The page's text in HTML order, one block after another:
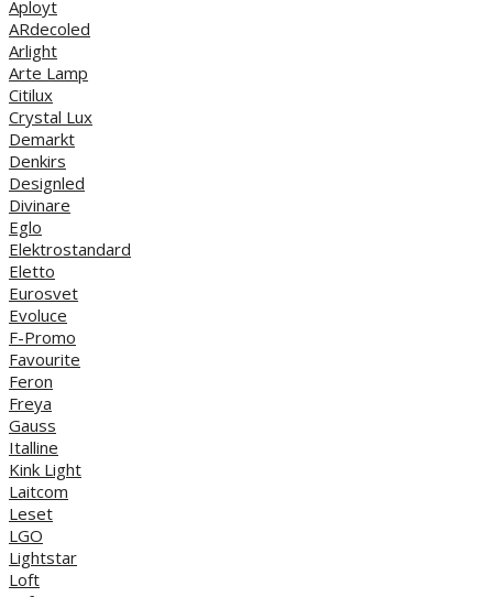
Aployt
ARdecoled
Arlight
Arte Lamp
Citilux
Crystal Lux
Demarkt
Denkirs
Designled
Divinare
Eglo
Elektrostandard
Eletto
Eurosvet
Evoluce
F-Promo
Favourite
Feron
Freya
Gauss
Italline
Kink Light
Laitcom
Leset
LGO
Lightstar
Loft